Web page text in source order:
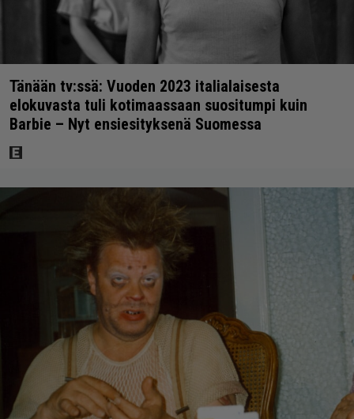
Tänään tv:ssä: Vuoden 2023 italialaisesta
elokuvasta tuli kotimaassaan suositumpi kuin
Barbie – Nyt ensiesityksenä Suomessa